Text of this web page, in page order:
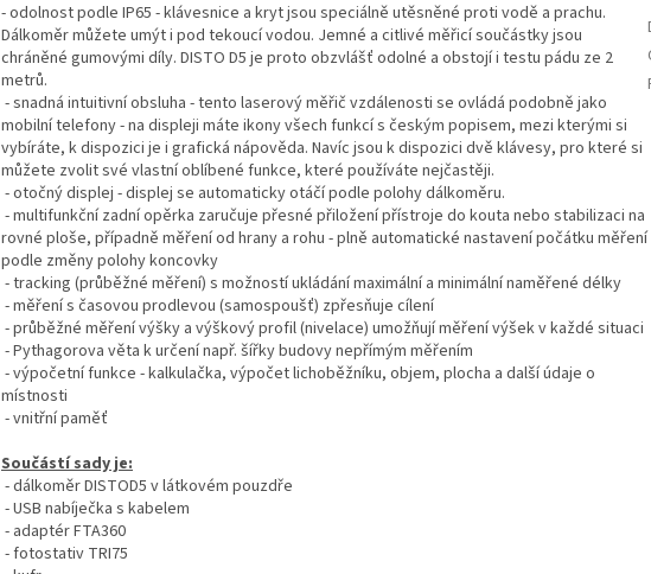
- odolnost podle IP65 - klávesnice a kryt jsou speciálně utěsněné proti vodě a prachu.
Dálkoměr můžete umýt i pod tekoucí vodou. Jemné a citlivé měřicí součástky jsou
chráněné gumovými díly. DISTO D5 je proto obzvlášť odolné a obstojí i testu pádu ze 2
metrů.
- snadná intuitivní obsluha - tento laserový měřič vzdálenosti se ovládá podobně jako
mobilní telefony - na displeji máte ikony všech funkcí s českým popisem, mezi kterými si
vybíráte, k dispozici je i grafická nápověda. Navíc jsou k dispozici dvě klávesy, pro které si
můžete zvolit své vlastní oblíbené funkce, které používáte nejčastěji.
- otočný displej - displej se automaticky otáčí podle polohy dálkoměru.
- multifunkční zadní opěrka zaručuje přesné přiložení přístroje do kouta nebo stabilizaci na
rovné ploše, případně měření od hrany a rohu - plně automatické nastavení počátku měření
podle změny polohy koncovky
- tracking (průběžné měření) s možností ukládání maximální a minimální naměřené délky
- měření s časovou prodlevou (samospoušť) zpřesňuje cílení
- průběžné měření výšky a výškový profil (nivelace) umožňují měření výšek v každé situaci
- Pythagorova věta k určení např. šířky budovy nepřímým měřením
- výpočetní funkce - kalkulačka, výpočet lichoběžníku, objem, plocha a další údaje o
místnosti
- vnitřní paměť
Součástí sady je:
- dálkoměr DISTOD5 v látkovém pouzdře
- USB nabíječka s kabelem
- adaptér FTA360
- fotostativ TRI75